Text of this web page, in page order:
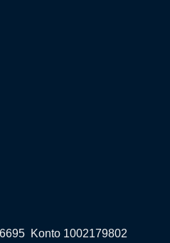
Konto 1002179802